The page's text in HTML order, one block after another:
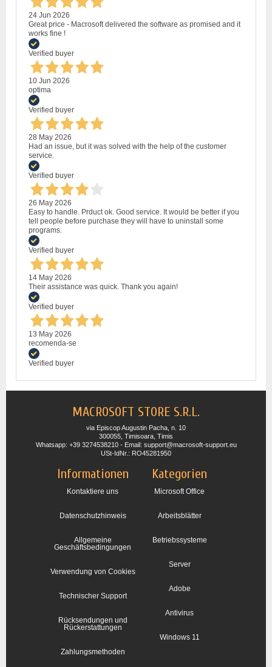
24 Jun 2026
Great price - Macrosoft delivered the software as promised and it
works fine !
Verified buyer
10 Jun 2026
optima
Verified buyer
28 May 2026
Had an issue, but it was solved with the help of the customer
service.
Verified buyer
26 May 2026
Easy to handle. Prduct ok. Good service. It would be better if you
tell people before purchase they will have to uninstall some
programs.
Verified buyer
14 May 2026
Their assistance was quick. Thank you again!
Verified buyer
13 May 2026
recomenda-se
Verified buyer
MACROSOFT STORE S.R.L.
via Episcop Augustin Pacha, n. 10
300055, Timisoara, Timis
Whatsapp: +39 3274538210 - Email: support@macrosoft-support.eu
USt-IdNr.: RO45281950
Informationen
Kontaktiere uns
Datenschutzhinweis
Allgemeine
Geschäftsbedingungen
Verwendung von Cookies
Technischer Support
Rücksendungen und
Rückerstattungen
Zahlungsmethoden
Kategorien
Microsoft Office
Arbeitsblätter
Betriebssysteme
Server
Adobe
Antivirus
Windows 11